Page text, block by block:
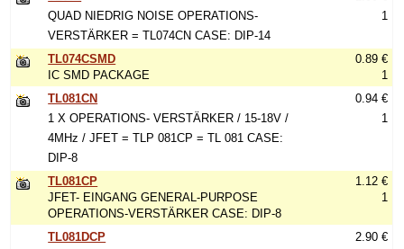
QUAD NIEDRIG NOISE OPERATIONS-
VERSTÄRKER = TL074CN CASE: DIP-14
1
TL074CSMD
IC SMD PACKAGE
0.89 €
1
TL081CN
1 X OPERATIONS- VERSTÄRKER / 15-18V /
4MHz / JFET = TLP 081CP = TL 081 CASE:
DIP-8
0.94 €
1
TL081CP
JFET- EINGANG GENERAL-PURPOSE
OPERATIONS-VERSTÄRKER CASE: DIP-8
1.12 €
1
TL081DCP
2.90 €